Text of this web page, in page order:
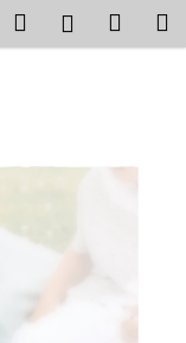
Hledat Přihlášení